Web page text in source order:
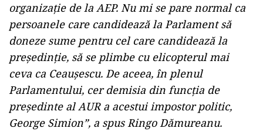
organizaţie de la AEP. Nu mi se pare normal ca
persoanele care candidează la Parlament să
doneze sume pentru cel care candidează la
președinție, să se plimbe cu elicopterul mai
ceva ca Ceauşescu. De aceea, în plenul
Parlamentului, cer demisia din funcţia de
preşedinte al AUR a acestui impostor politic,
George Simion”, a spus Ringo Dămureanu.